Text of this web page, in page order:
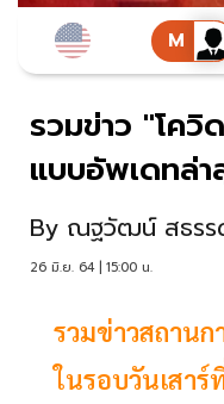
รวมข่าว "โค
แบบอัพเดทล่
By ณฐวัฒน์ สธรร
26 มิ.ย. 64 | 15:00 น.
รวมข่าวสถาน
ในรอบวันเสาร์